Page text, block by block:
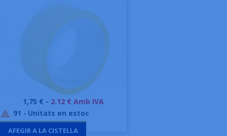
Preu
1,75 € - 2.12 € Amb IVA
 91 - Unitats en estoc
AFEGIR A LA CISTELLA